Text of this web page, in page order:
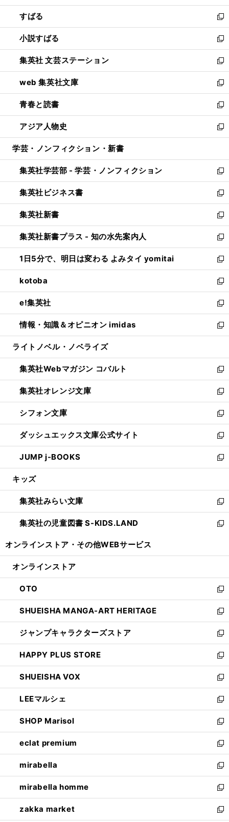
開
く
ウ
で
開
く
ン
ド
ウ
で
開
く
すばる
新
し
い
ウ
ィ
ン
ド
ウ
で
開
く
小説すばる
新
し
い
ウ
ィ
ン
ド
ウ
で
開
集英社 文芸ステーション
新
し
い
ウ
ィ
ン
ド
ウ
開
く
web 集英社文庫
新
し
い
ウ
ィ
ン
ウ
で
開
く
青春と読書
新
し
い
ウ
ン
ド
ウ
で
開
く
アジア人物史
新
し
ウ
ィ
ン
ド
ウ
で
開
く
学芸・ノンフィクション・新書
集英社学芸部 - 学芸・ノンフィクション
新
し
い
ウ
ィ
ン
ド
ウ
で
開
く
集英社ビジネス書
新
し
い
ウ
ィ
ン
ド
ウ
で
開
く
集英社新書
新
し
い
ウ
ィ
ン
ド
ウ
で
開
く
集英社新書プラス - 知の水先案内人
新
し
い
ウ
ィ
ン
ド
ウ
で
開
1日5分で、明日は変わる よみタイ yomitai
新
し
い
ウ
ィ
ン
ド
ウ
開
く
kotoba
新
し
い
ウ
ィ
ン
ウ
で
開
く
e!集英社
新
し
い
ウ
ン
ド
ウ
で
開
く
情報・知識＆オピニオン imidas
新
し
ウ
ィ
ン
ド
ウ
で
開
く
ライトノベル・ノベライズ
集英社Webマガジン コバルト
新
し
い
ウ
ィ
ン
ド
ウ
で
開
集英社オレンジ文庫
新
し
い
ウ
ィ
ン
ド
ウ
開
く
シフォン文庫
新
し
い
ウ
ィ
ン
ウ
で
開
く
ダッシュエックス文庫公式サイト
新
し
い
ウ
ン
ド
ウ
で
JUMP j-BOOKS
新
し
ウ
ィ
ン
ド
開
キッズ
集英社みらい文庫
新
し
い
ン
ウ
で
開
く
集英社の児童図書 S-KIDS.LAND
新
ウ
ン
ド
ウ
で
開
く
オンラインストア・ その他WEBサービス
オンラインストア
OTO
新
し
い
ウ
ィ
ン
ド
ウ
で
開
く
SHUEISHA MANGA-ART HERITAGE
新
し
い
ウ
ィ
ン
ド
ウ
で
開
く
ジャンプキャラクターズストア
新
し
い
ウ
ィ
ン
ド
ウ
で
開
く
HAPPY PLUS STORE
新
し
い
ウ
ィ
ン
ド
ウ
で
開
く
SHUEISHA VOX
新
し
い
ウ
ィ
ン
ド
ウ
で
開
く
LEEマルシェ
新
し
い
ウ
ィ
ン
ド
ウ
で
開
く
SHOP Marisol
新
し
い
ウ
ィ
ン
ド
ウ
で
開
eclat premium
新
し
い
ウ
ィ
ン
ド
mirabella
新
し
い
ウ
ィ
mirabella homme
新
し
い
zakka market
新